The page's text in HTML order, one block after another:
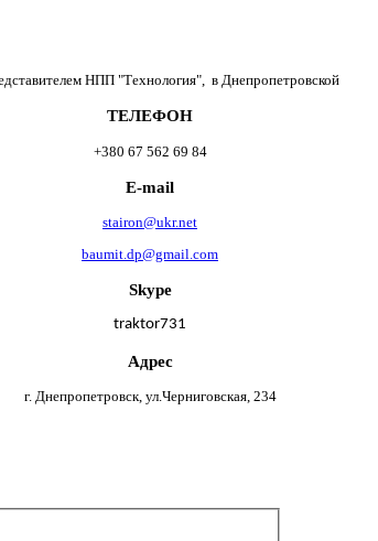
НПП "Технология", в Днепропетровской
ТЕЛЕФОН
+380 67 562 69 84
E-mail
stairon@ukr.net
baumit.dp@gmail.com
Skype
traktor731
Адрес
г. Днепропетровск, ул.Черниговская, 234